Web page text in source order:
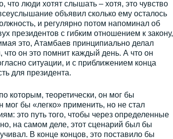
что люди хотят слышать – хотя, это чувство
объявил сколько ему осталось
и регулярно потом напоминал об
президентов с гибким отношением к закону,
это, Атамбаев принципиально делал
что он это помнит каждый день. А что он
ситуации, и с приближением конца
для президента.
которым, теоретически, он мог бы
бы «легко» применить, но не стал
это путь того, чтобы через определенные
на самом деле, этот сценарий был бы
В конце концов, это поставило бы